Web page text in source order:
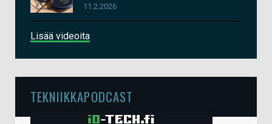
11.2.2026
Lisää videoita
TEKNIIKKAPODCAST